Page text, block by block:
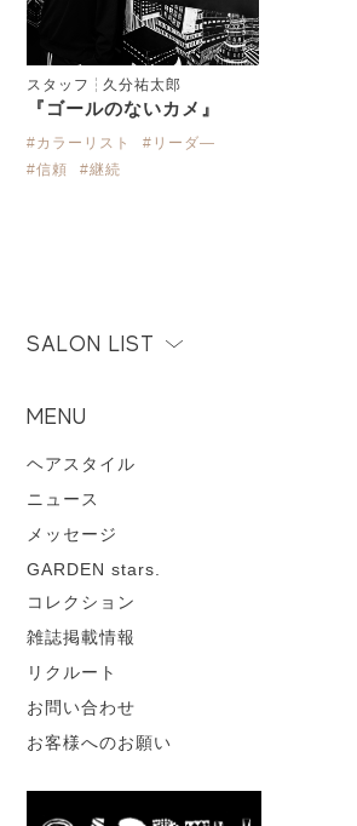
スタッフ 久分祐太郎
『ゴールのないカメ』
#カラーリスト
#リーダ―
#信頼
#継続
SALON LIST
MENU
ヘアスタイル
ニュース
メッセージ
GARDEN stars.
コレクション
雑誌掲載情報
リクルート
お問い合わせ
お客様へのお願い